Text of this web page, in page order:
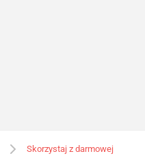
Skorzystaj z darmowej